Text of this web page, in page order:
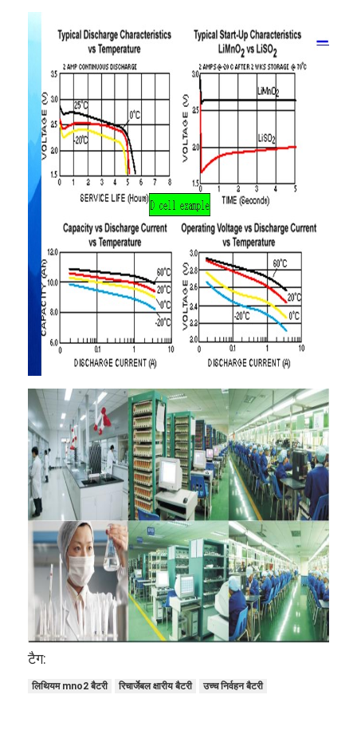
संपर्क करें
समाचार
अब बात करो
लिथियम LiFePO4 बैटरी
लिथियम आयन रिचार्जेबल बैटरी
लिथियम पॉलिमर बैटरी
ऊर्जा भंडारण बैटरी
एच बैटरी
एनआईसीडी रिचार्जेबल बैटरी
एलसीडी बैटरी चार्जर
निम बैटरी पैक
निक बैटरी पैक
लिथियम आयन बैटरी पैक
रिचार्जेबल फ्लैशलाइट बैटरी
आपातकालीन प्रकाश बैटरी
ली Mno2 बैटरी
ली Socl2 बैटरी
टैग:
लिथियम mno2 बैटरी रिचार्जेबल क्षारीय बैटरी उच्च निर्वहन बैटरी